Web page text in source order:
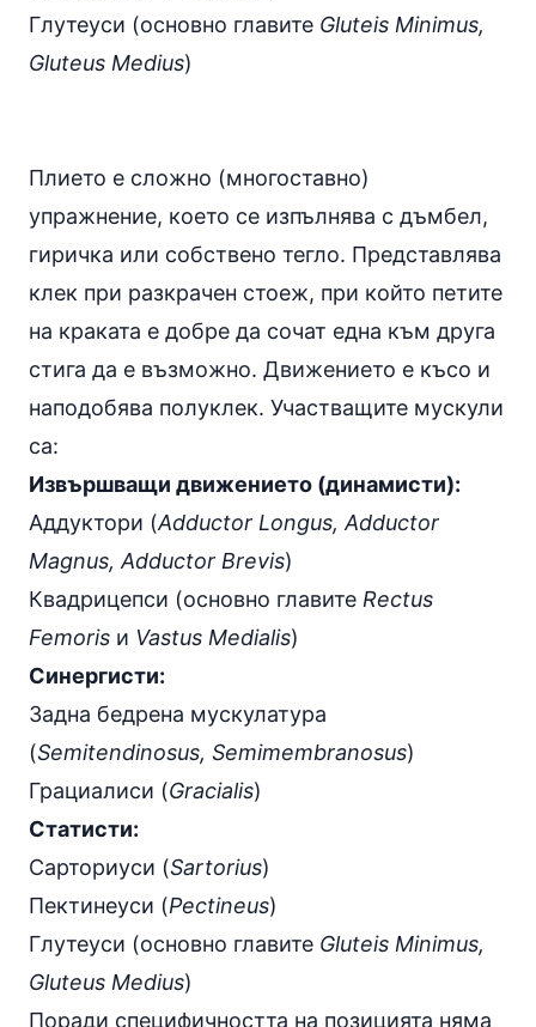
Глутеуси (основно главите Gluteis Minimus,
Gluteus Medius)
Плието е сложно (многоставно)
упражнение, което се изпълнява с дъмбел,
гиричка или собствено тегло. Представлява
клек при разкрачен стоеж, при който петите
на краката е добре да сочат една към друга
стига да е възможно. Движението е късо и
наподобява полуклек. Участващите мускули
са:
Извършващи движението (динамисти):
Аддуктори (Adductor Longus, Adductor
Magnus, Adductor Brevis)
Квадрицепси (основно главите Rectus
Femoris и Vastus Medialis)
Синергисти:
Задна бедрена мускулатура
(Semitendinosus, Semimembranosus)
Грациалиси (Gracialis)
Статисти:
Сарториуси (Sartorius)
Пектинеуси (Pectineus)
Глутеуси (основно главите Gluteis Minimus,
Gluteus Medius)
Поради специфичността на позицията няма